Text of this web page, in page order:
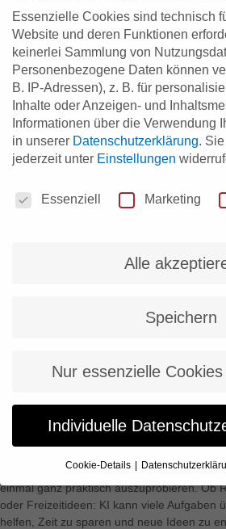
Oliver Messer von der Star
innovativen Digital Hub „Zentrum
Landkreis Böblingen“ vor.
Angebote des ZD.BB als zentrale
und mittlere Unternehmen aus der
Hervorgehoben wurde hierbei die
dem Digital Hub und den beteiligten
Erfahrungen bei der Gestaltung
Clever verreisen mit KI: 7
Urlaubsplanung
Die Urlaubszeit ist die perfekte
einmal ganz praktisch auszuprobieren. Ob
oder Freizeitideen: KI kann viele Aufgaben
helfen, Zeit zu sparen und neue Ideen zu
Essenzielle Cookies sind technisch
Website und deren Funktionen
keinerlei Sammlung von
Personenbezogene Daten können
B. IP-Adressen), z. B. für
Inhalte oder Anzeigen- und
Informationen über die Verwendung
in unserer Datenschutzerklärung.
jederzeit unter Einstellungen
Essenziell
Marketing
Alle
Speichern
Nur essenzielle
Individuelle
Cookie-Details
Wenn Sie unter 16 Jahre alt sind und